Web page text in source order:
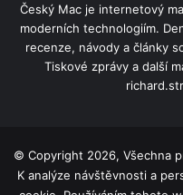
Český Mac je internetový
moderních technologiím.
recenze, návody a články
Tiskové zprávy a další
© Copyright 2026, Všechna
K analýze návštěvnosti a